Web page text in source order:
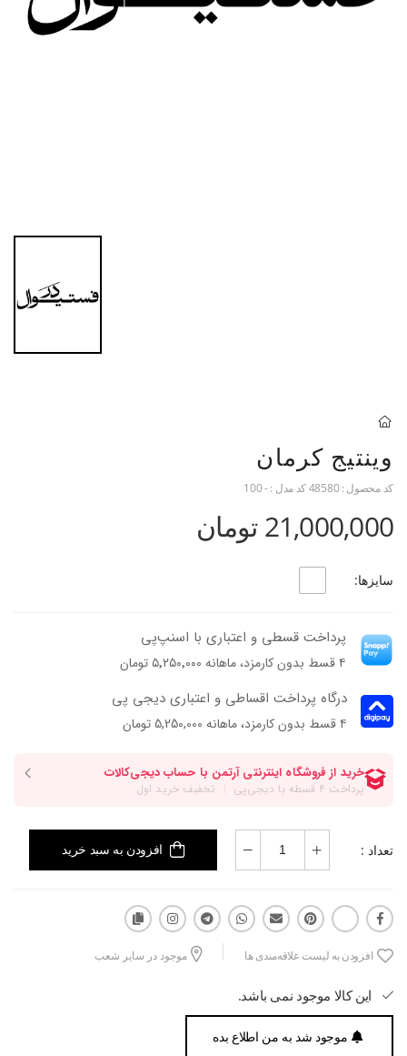
وینتیج کرمان
کد محصول :48580کد مدل :- 100
21,000,000 تومان
سایزها:
پرداخت قسطی و اعتباری با اسنپ‌پی
۴ قسط بدون کارمزد، ماهانه ۵٬۲۵۰٬۰۰۰ تومان
درگاه پرداخت اقساطی و اعتباری دیجی پی
۴ قسط بدون کارمزد، ماهانه 5,250,000 تومان
تعداد : افزودن به سبد خرید
افزودن به لیست علاقه‌مندی ها موجود در سایر شعب
این کالا موجود نمی باشد.
موجود شد به من اطلاع بده